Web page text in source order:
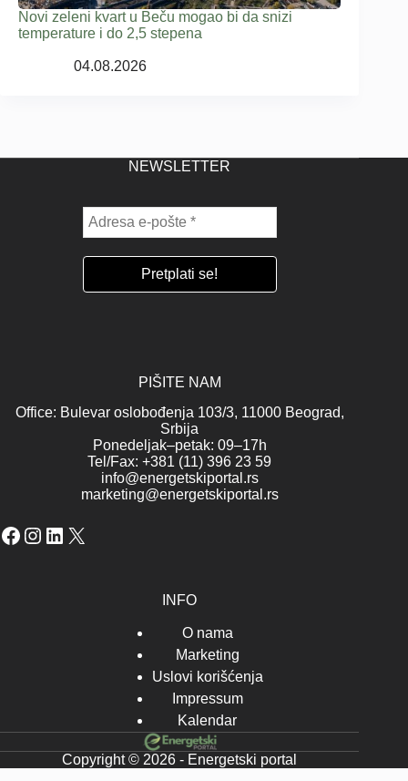
Novi zeleni kvart u Beču mogao bi da snizi
temperature i do 2,5 stepena
04.08.2026
NEWSLETTER
PIŠITE NAM
Office: Bulevar oslobođenja 103/3, 11000 Beograd,
Srbija
Ponedeljak–petak: 09–17h
Tel/Fax: +381 (11) 396 23 59
info@energetskiportal.rs
marketing@energetskiportal.rs
Facebook
Instagram
LinkedIn
X
INFO
O nama
Marketing
Uslovi korišćenja
Impressum
Kalendar
Copyright © 2026 - Energetski portal